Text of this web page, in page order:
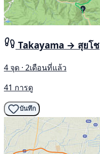
Takayama → สุยโช
4 จุด · 2เดือนที่แล้ว
41 การดู
บันทึก